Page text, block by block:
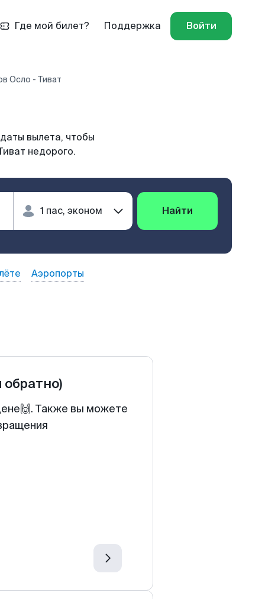
Где мой билет? Поддержка Войти
Осло - Тиват
вылета, чтобы
недорого.
Найти
Аэропорты
обратно)
Также вы можете